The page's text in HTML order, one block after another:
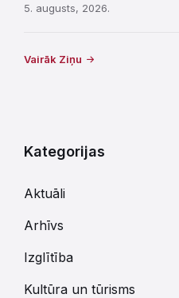
5. augusts, 2026.
Vairāk Ziņu
Kategorijas
Aktuāli
Arhīvs
Izglītība
Kultūra un tūrisms